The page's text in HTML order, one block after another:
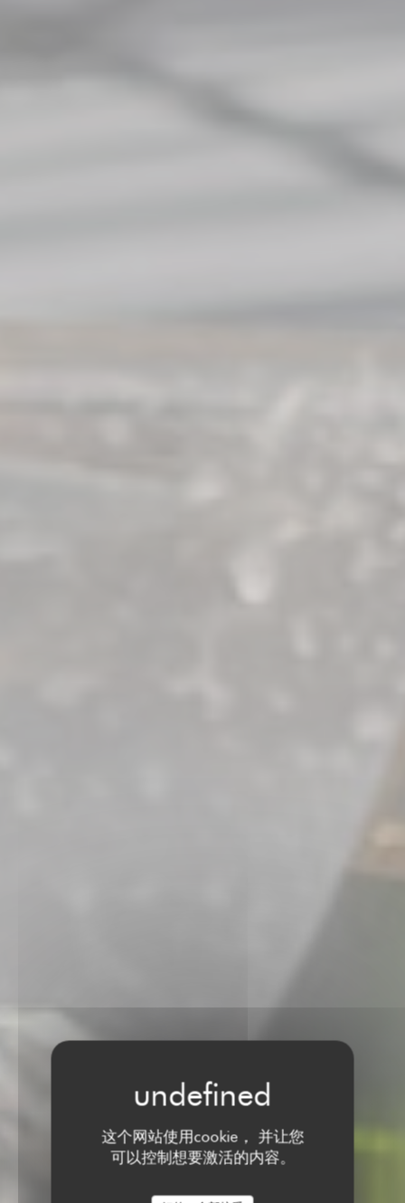
这个网站使用cookie， 并让您
可以控制想要激活的内容。